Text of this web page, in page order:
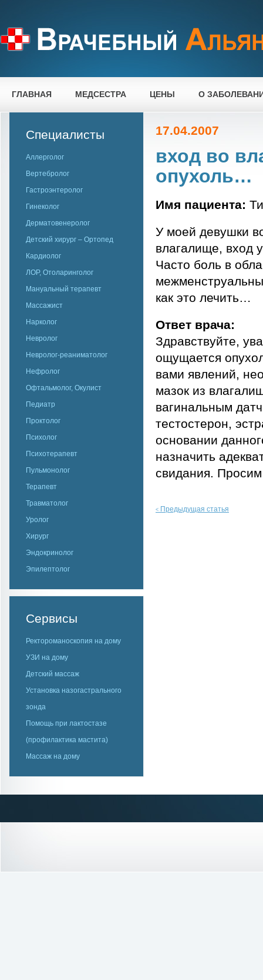
ГЛАВНАЯ МЕДСЕСТРА ЦЕНЫ О
Специалисты
Аллерголог
Вертебролог
Гастроэнтеролог
Гинеколог
Дерматовенеролог
Детский хирург – Ортопед
Кардиолог
ЛОР, Отоларинголог
Мануальный терапевт
Массажист
Нарколог
Невролог
Невролог-реаниматолог
Нефролог
Офтальмолог, Окулист
Педиатр
Проктолог
Психолог
Психотерапевт
Пульмонолог
Терапевт
Травматолог
Уролог
Хирург
Эндокринолог
Эпилептолог
Сервисы
Ректороманоскопия на дому
УЗИ на дому
Детский массаж
Установка назогастрального
зонда
Помощь при лактостазе
(профилактика мастита)
Массаж на дому
17.04.2007
вход во
опухоль…
Имя пациента:
У моей девушки
влагалище, вход
Часто боль в
как это лечить…
Ответ врача:
Здравствуйте,
ощущается
вами явлений,
мазок из
вагинальным
тестостерон,
основании
назначить
свидания.
< Предыдущая статья